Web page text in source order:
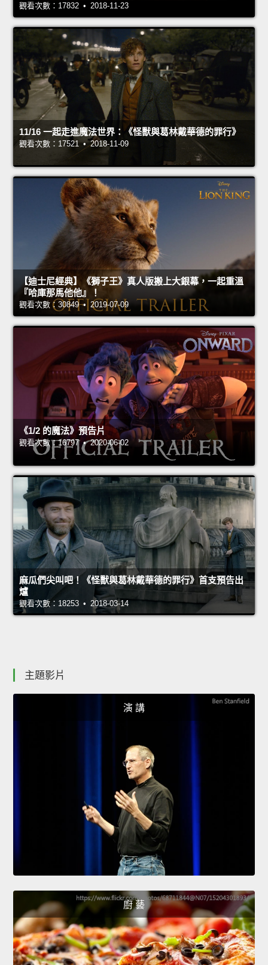
觀看次數：17832 • 2018-11-23
11/16 一起走進魔法世界：《怪獸與葛林戴華德的罪行》
觀看次數：17521 • 2018-11-09
【迪士尼經典】《獅子王》真人版搬上大銀幕，一起重溫
『哈庫那馬他他』！
觀看次數：30849 • 2019-07-09
《1/2 的魔法》預告片
觀看次數：16797 • 2020-06-02
麻瓜們尖叫吧！《怪獸與葛林戴華德的罪行》首支預告出
爐
觀看次數：18253 • 2018-03-14
主題影片
演 講
廚 藝